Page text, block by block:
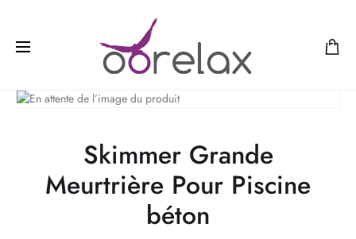
Skimmer Grande
Meurtrière Pour Piscine
béton